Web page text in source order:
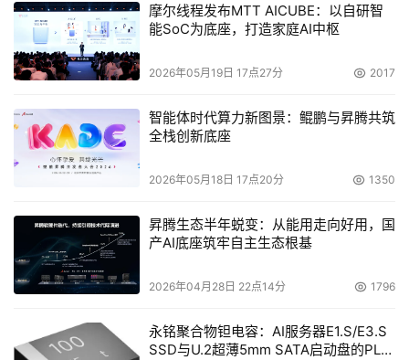
“统一存储”解决方案的推出，将帮助渠道商进一步提升自
我竞争力，为给客户提供更加优质的服务打好坚实基础，同
时，简化统一的管理方式也降低了渠道商的服务成本，用户
数据管理问题也能得到较好的解决，也许，这正是网络存储
的未来之路。
摩尔线程发布MTT AICUBE：以自研智
能SoC为底座，打造家庭AI中枢
2026年05月19日 17点27分 2017
智能体时代算力新图景：鲲鹏与昇腾共筑
全栈创新底座
2026年05月18日 17点20分 1350
昇腾生态半年蜕变：从能用走向好用，国
产AI底座筑牢自主生态根基
2026年04月28日 22点14分 1796
永铭聚合物钽电容：AI服务器E1.S/E3.S
SSD与U.2超薄5mm SATA启动盘的PLP